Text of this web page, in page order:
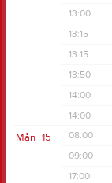
15:00
15:00
13:00
18:00
13:15
15:00
13:15
15:00
13:50
14:50
14:00
16:00
14:00
16:00
15
Mån 08:00
13:00
09:00
17:00